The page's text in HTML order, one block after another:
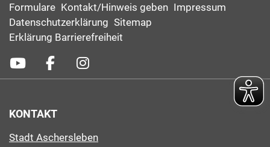
Formulare Kontakt/Hinweis geben Impressum
Datenschutzerklärung Sitemap
Erklärung Barrierefreiheit
KONTAKT
Stadt Aschersleben